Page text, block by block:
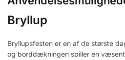
Bryllup
Bryllupsfesten er en af de største
og borddækningen spiller en